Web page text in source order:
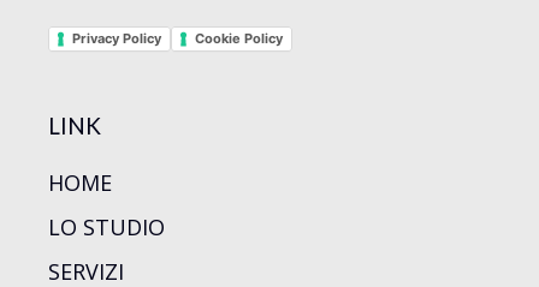
Privacy Policy Cookie Policy
LINK
HOME
LO STUDIO
SERVIZI